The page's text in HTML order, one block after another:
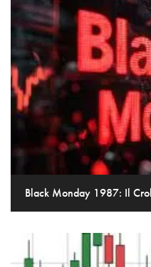
Black Monday 1987: Il